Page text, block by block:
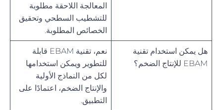
المعالجة اللاحقة مطلوبة
للتشطيب السطحي وتحقيق
الخصائص المطلوبة.
هل يمكن استخدام تقنية
EBAM للإنتاج الضخم؟
نعم، تقنية EBAM قابلة
للتطوير ويمكن استخدامها
لكل من النماذج الأولية
والإنتاج الضخم، اعتمادًا على
التطبيق.